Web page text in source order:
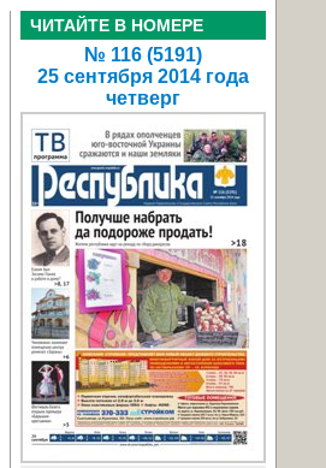
ЧИТАЙТЕ В НОМЕРЕ
№ 116 (5191)
25 сентября 2014 года
четверг